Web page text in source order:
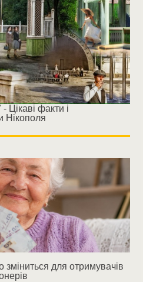
Цікаві факти і
Нікополя
для отримувачів